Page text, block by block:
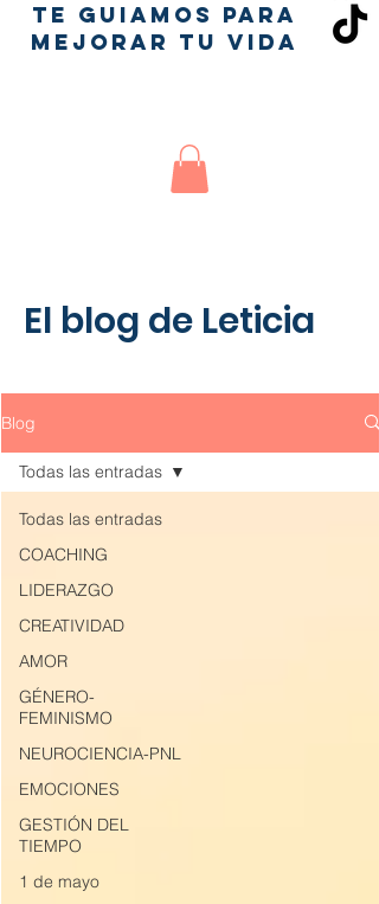
TE GUIAMOS PARA
MEJORAR TU VIDA
El blog de Leticia
Blog
Todas las entradas
COACHING
LIDERAZGO
CREATIVIDAD
AMOR
GÉNERO-
FEMINISMO
NEUROCIENCIA-PNL
EMOCIONES
GESTIÓN DEL
TIEMPO
1 de mayo
Todas las entradas